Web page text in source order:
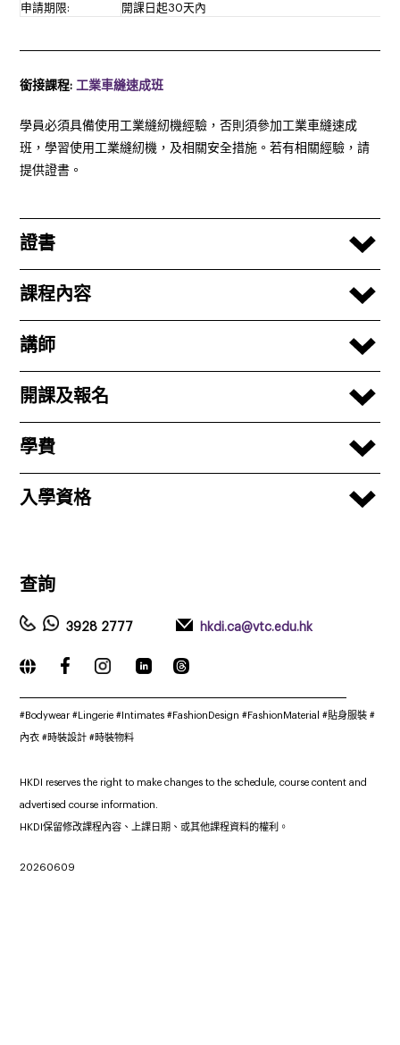
申請期限:
開課日起30天內
銜接課程: 工業車縫速成班
學員必須具備使用工業縫紉機經驗，否則須參加工業車縫速成
班，學習使用工業縫紉機，及相關安全措施。若有相關經驗，請
提供證書。
證書
課程內容
講師
開課及報名
學費
入學資格
查詢
3928 2777 hkdi.ca@vtc.edu.hk
#Bodywear #Lingerie #Intimates #FashionDesign #FashionMaterial #貼身服裝 #
內衣 #時裝設計 #時裝物料
HKDI reserves the right to make changes to the schedule, course content and
advertised course information.
HKDI保留修改課程內容、上課日期、或其他課程資料的權利。
20260609